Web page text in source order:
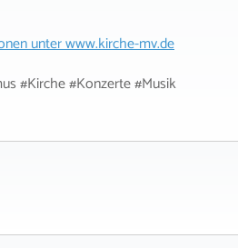
unterwww.kirche-mv.de
#Kirche #Konzerte #Musik